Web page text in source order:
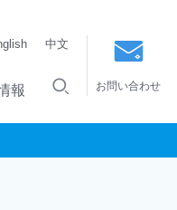
中文
報 お問い合わせ